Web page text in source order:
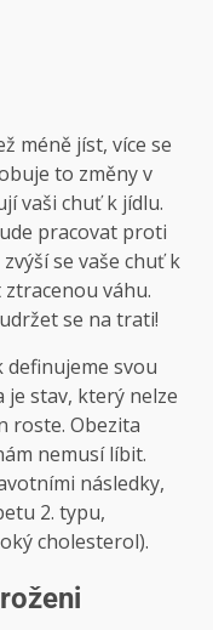
méně jíst, více se
to změny v
vaši chuť k jídlu.
pracovat proti
se vaše chuť k
váhu.
se na trati!
definujeme svou
je stav, který nelze
roste. Obezita
nemusí líbit.
následky,
2. typu,
cholesterol).